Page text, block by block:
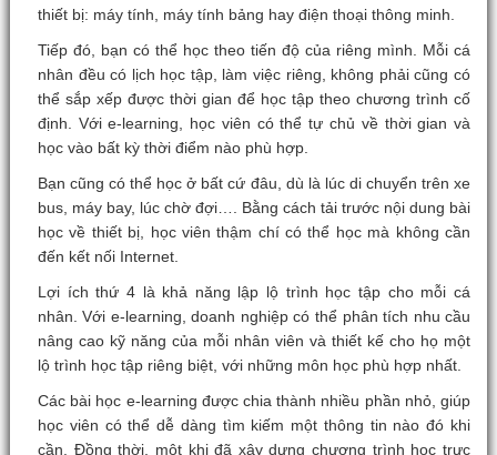
thiết bị: máy tính, máy tính bảng hay điện thoại thông minh.
Tiếp đó, bạn có thể học theo tiến độ của riêng mình. Mỗi cá
nhân đều có lịch học tập, làm việc riêng, không phải cũng có
thể sắp xếp được thời gian để học tập theo chương trình cố
định. Với e-learning, học viên có thể tự chủ về thời gian và
học vào bất kỳ thời điểm nào phù hợp.
Bạn cũng có thể học ở bất cứ đâu, dù là lúc di chuyển trên xe
bus, máy bay, lúc chờ đợi…. Bằng cách tải trước nội dung bài
học về thiết bị, học viên thậm chí có thể học mà không cần
đến kết nối Internet.
Lợi ích thứ 4 là khả năng lập lộ trình học tập cho mỗi cá
nhân. Với e-learning, doanh nghiệp có thể phân tích nhu cầu
nâng cao kỹ năng của mỗi nhân viên và thiết kế cho họ một
lộ trình học tập riêng biệt, với những môn học phù hợp nhất.
Các bài học e-learning được chia thành nhiều phần nhỏ, giúp
học viên có thể dễ dàng tìm kiếm một thông tin nào đó khi
cần. Đồng thời, một khi đã xây dựng chương trình học trực